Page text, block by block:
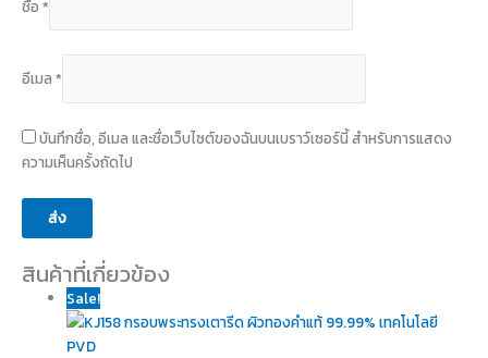
ชื่อ *
อีเมล *
บันทึกชื่อ, อีเมล และชื่อเว็บไซต์ของฉันบนเบราว์เซอร์นี้ สำหรับการแสดง
ความเห็นครั้งถัดไป
สินค้าที่เกี่ยวข้อง
Sale!